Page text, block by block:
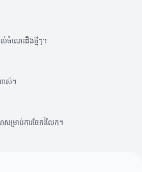
ចំណេះដឹងថ្មីៗ។
ាស់។
រាប់ការចែករំលែក។